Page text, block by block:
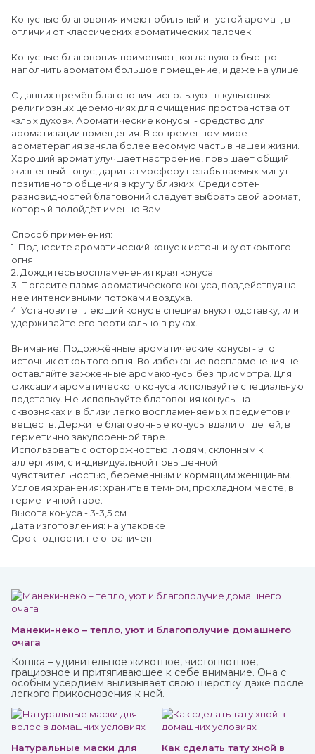
Конусные благовония имеют обильный и густой аромат, в
отличии от классических ароматических палочек.
Конусные благовония применяют, когда нужно быстро
наполнить ароматом большое помещение, и даже на улице.
С давних времён благовония используют в культовых
религиозных церемониях для очищения пространства от
«злых духов». Ароматические конусы - средство для
ароматизации помещения. В современном мире
ароматерапия заняла более весомую часть в нашей жизни.
Хороший аромат улучшает настроение, повышает общий
жизненный тонус, дарит атмосферу незабываемых минут
позитивного общения в кругу близких. Среди сотен
разновидностей благовоний следует выбрать свой аромат,
который подойдёт именно Вам.
Способ применения:
1. Поднесите ароматический конус к источнику открытого
огня.
2. Дождитесь воспламенения края конуса.
3. Погасите пламя ароматического конуса, воздействуя на
неё интенсивными потоками воздуха.
4. Установите тлеющий конус в специальную подставку, или
удерживайте его вертикально в руках.
Внимание! Подожжённые ароматические конусы - это
источник открытого огня. Во избежание воспламенения не
оставляйте зажженные аромаконусы без присмотра. Для
фиксации ароматического конуса используйте специальную
подставку. Не используйте благовония конусы на
сквозняках и в близи легко воспламеняемых предметов и
веществ. Держите благовонные конусы вдали от детей, в
герметично закупоренной таре.
Использовать с осторожностью: людям, склонным к
аллергиям, с индивидуальной повышенной
чувствительностью, беременным и кормящим женщинам.
Условия хранения: хранить в тёмном, прохладном месте, в
герметичной таре.
Высота конуса - 3-3,5 см
Дата изготовления: на упаковке
Срок годности: не ограничен
Манеки-неко – тепло, уют и благополучие домашнего
очага
Кошка – удивительное животное, чистоплотное,
грациозное и притягивающее к себе внимание. Она с
особым усердием вылизывает свою шерстку даже после
легкого прикосновения к ней.
Натуральные маски для
Как сделать тату хной в